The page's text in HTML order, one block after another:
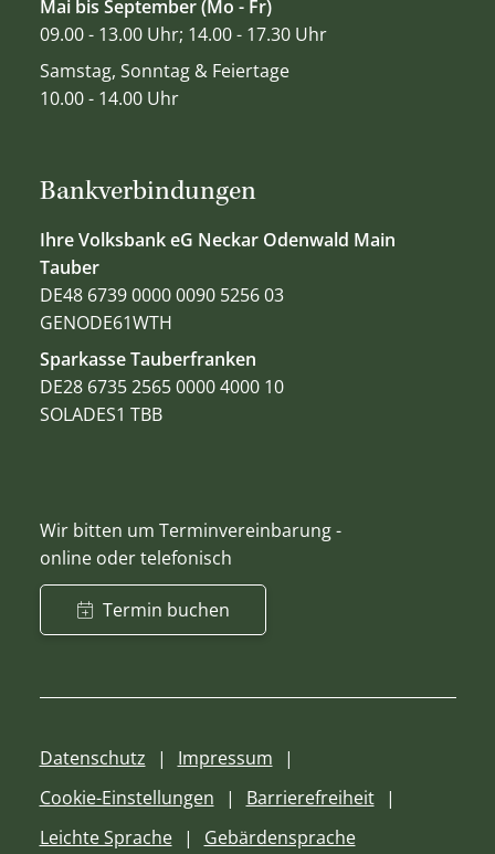
Bankverbindungen
Ihre Volksbank eG Neckar Odenwald Main
Tauber
DE48 6739 0000 0090 5256 03
GENODE61WTH
Sparkasse Tauberfranken
DE28 6735 2565 0000 4000 10
SOLADES1 TBB
Wir bitten um Terminvereinbarung -
online oder telefonisch
Termin buchen
Mai bis September (Mo - Fr)
09.00 - 13.00 Uhr; 14.00 - 17.30 Uhr
Samstag, Sonntag & Feiertage
10.00 - 14.00 Uhr
Datenschutz
Impressum
Cookie-Einstellungen
Barrierefreiheit
Leichte Sprache
Gebärdensprache